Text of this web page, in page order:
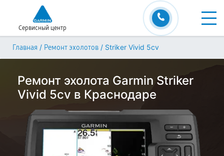
Сервисный центр
Главная / Ремонт эхолотов / Striker Vivid 5cv
Ремонт эхолота Garmin Striker
Vivid 5cv в Краснодаре